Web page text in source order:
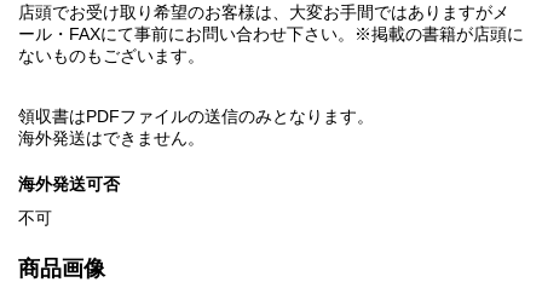
店頭でお受け取り希望のお客様は、大変お手間ではありますがメ
ール・FAXにて事前にお問い合わせ下さい。※掲載の書籍が店頭に
ないものもございます。
領収書はPDFファイルの送信のみとなります。
海外発送はできません。
海外発送可否
不可
商品画像